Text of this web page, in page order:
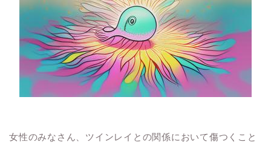
女性のみなさん、ツインレイとの関係において傷つくこと